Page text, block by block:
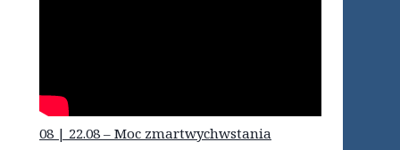
08 | 22.08 – Moc zmartwychwstania